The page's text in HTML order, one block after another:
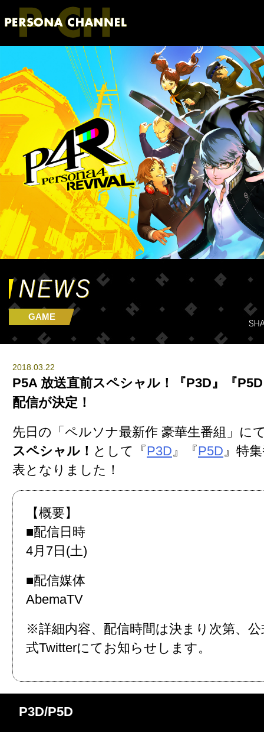
GAME
2018.03.22
P5A 放送直前スペシャル！『P3D』『
配信が決定！
先日の「ペルソナ最新作 豪華生番組」に
スペシャル！ として『P3D』『P5D』特
表となりました！
【概要】
■配信日時
4月7日(土)
■配信媒体
AbemaTV
※詳細内容、配信時間は決まり次第、
式Twitterにてお知らせします。
P3D/P5D